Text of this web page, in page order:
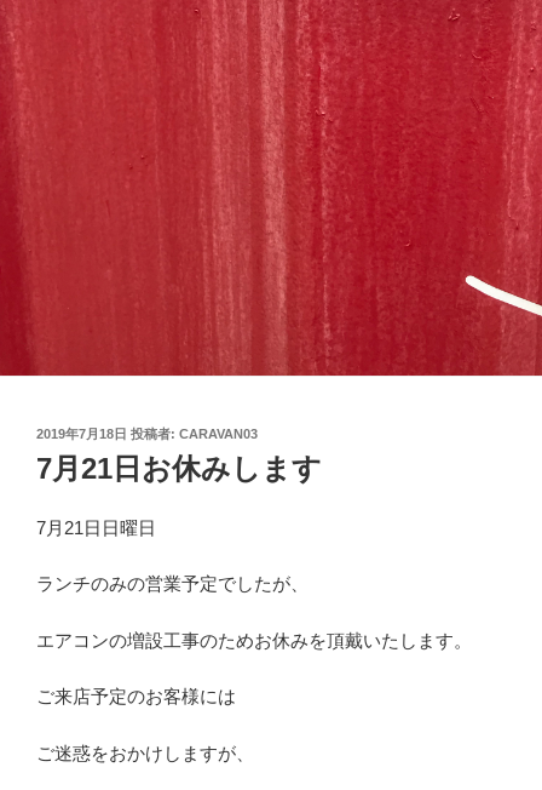
投
日:
2019年7月18日 投稿者: CARAVAN03
7月21日お休みします
7月21日日曜日
ランチのみの営業予定でしたが、
エアコンの増設工事のためお休みを頂戴いたします。
ご来店予定のお客様には
ご迷惑をおかけしますが、